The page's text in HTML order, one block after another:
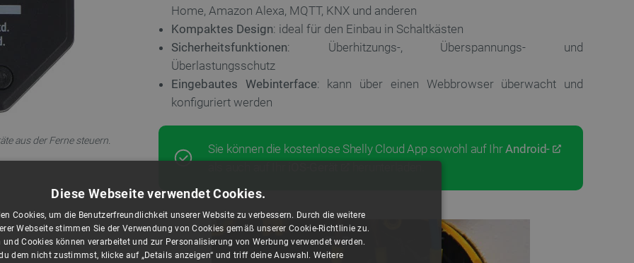
aus der Ferne steuern.
Home, Amazon Alexa, MQTT, KNX und anderen
Kompaktes Design: ideal für den Einbau in Schaltkästen
Sicherheitsfunktionen: Überhitzungs-, Überspannungs- und
Überlastungsschutz
Eingebautes Webinterface: kann über einen Webbrowser überwacht und
konfiguriert werden
Sie können die kostenlose Shelly Cloud App sowohl auf IhrAndroid-
Diese Webseite verwendet Cookies.
Cookies, um die Benutzerfreundlichkeit unserer Website zu verbessern. Durch die weitere
Webseite stimmen Sie der Verwendung von Cookies gemäß unserer Cookie-Richtlinie zu.
und Cookies können verarbeitet und zur Personalisierung von Werbung verwendet werden.
dem nicht zustimmst, klicke auf „Details anzeigen“ und triff deine Auswahl.Weitere